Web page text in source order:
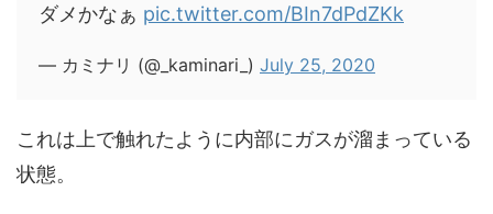
ダメかなぁ pic.twitter.com/BIn7dPdZKk
— カミナリ (@_kaminari_) July 25, 2020
これは上で触れたように内部にガスが溜まっている
状態。